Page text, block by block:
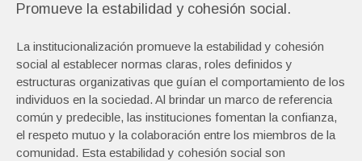
Promueve la estabilidad y cohesión social.
La institucionalización promueve la estabilidad y cohesión
social al establecer normas claras, roles definidos y
estructuras organizativas que guían el comportamiento de los
individuos en la sociedad. Al brindar un marco de referencia
común y predecible, las instituciones fomentan la confianza,
el respeto mutuo y la colaboración entre los miembros de la
comunidad. Esta estabilidad y cohesión social son